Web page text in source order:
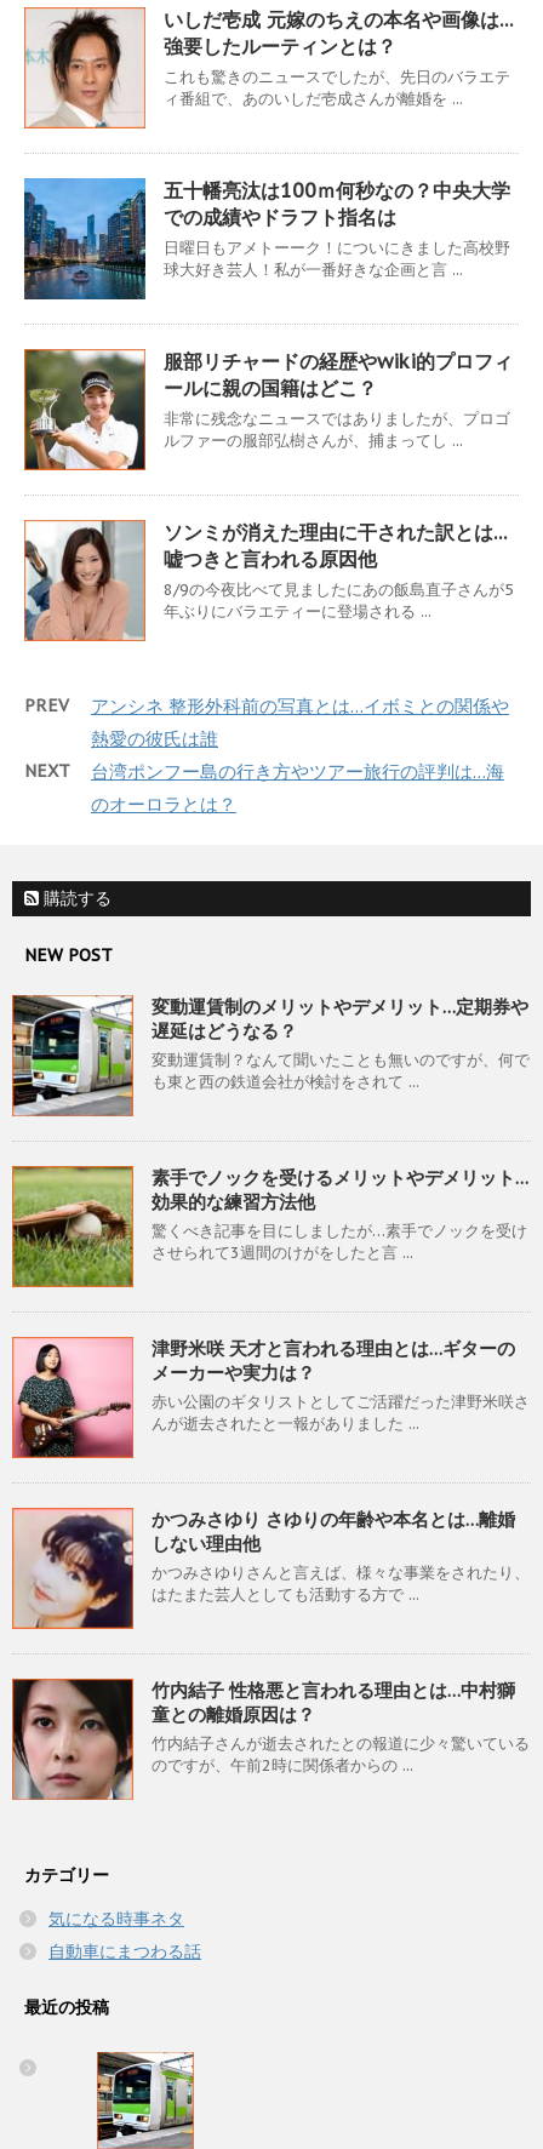
いしだ壱成 元嫁のちえの本名や画像は…
強要したルーティンとは？
これも驚きのニュースでしたが、先日のバラエテ
ィ番組で、あのいしだ壱成さんが離婚を ...
五十幡亮汰は100ｍ何秒なの？中央大学
での成績やドラフト指名は
日曜日もアメトーーク！についにきました高校野
球大好き芸人！私が一番好きな企画と言 ...
服部リチャードの経歴やwiki的プロフィ
ールに親の国籍はどこ？
非常に残念なニュースではありましたが、プロゴ
ルファーの服部弘樹さんが、捕まってし ...
ソンミが消えた理由に干された訳とは…
嘘つきと言われる原因他
8/9の今夜比べて見ましたにあの飯島直子さんが5
年ぶりにバラエティーに登場される ...
PREV
アンシネ 整形外科前の写真とは…イボミとの関係や
熱愛の彼氏は誰
NEXT
台湾ポンフー島の行き方やツアー旅行の評判は…海
のオーロラとは？
購読する
NEW POST
変動運賃制のメリットやデメリット…定期券や
遅延はどうなる？
変動運賃制？なんて聞いたことも無いのですが、何で
も東と西の鉄道会社が検討をされて ...
素手でノックを受けるメリットやデメリット…
効果的な練習方法他
驚くべき記事を目にしましたが…素手でノックを受け
させられて3週間のけがをしたと言 ...
津野米咲 天才と言われる理由とは…ギターの
メーカーや実力は？
赤い公園のギタリストとしてご活躍だった津野米咲さ
んが逝去されたと一報がありました ...
かつみさゆり さゆりの年齢や本名とは…離婚
しない理由他
かつみさゆりさんと言えば、様々な事業をされたり、
はたまた芸人としても活動する方で ...
竹内結子 性格悪と言われる理由とは…中村獅
童との離婚原因は？
竹内結子さんが逝去されたとの報道に少々驚いている
のですが、午前2時に関係者からの ...
カテゴリー
気になる時事ネタ
自動車にまつわる話
最近の投稿